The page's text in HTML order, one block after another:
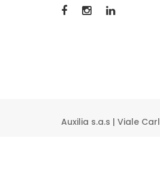
Auxilia s.a.s | Viale